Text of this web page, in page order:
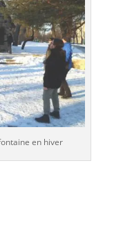
en hiver